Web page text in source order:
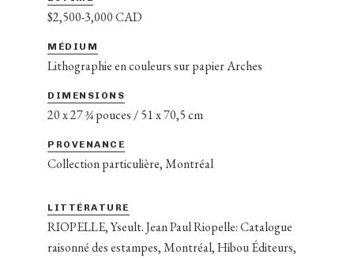
$2,500-3,000 CAD
MÉDIUM
Lithographie en couleurs sur papier Arches
DIMENSIONS
20 x 27 ¾ pouces / 51 x 70,5 cm
PROVENANCE
Collection particulière, Montréal
LITTÉRATURE
RIOPELLE, Yseult. Jean Paul Riopelle: Catalogue
raisonné des estampes, Montréal, Hibou Éditeurs,